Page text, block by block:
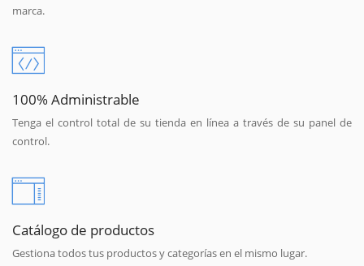
marca.
100% Administrable
Tenga el control total de su tienda en línea a través de su panel de
control.
Catálogo de productos
Gestiona todos tus productos y categorías en el mismo lugar.